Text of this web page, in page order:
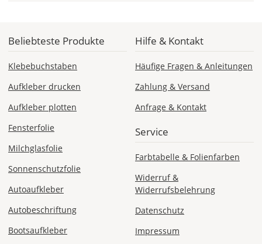
Beliebteste Produkte
Klebebuchstaben
Aufkleber drucken
Aufkleber plotten
Fensterfolie
Milchglasfolie
Sonnenschutzfolie
Autoaufkleber
Autobeschriftung
Bootsaufkleber
Hilfe & Kontakt
Häufige Fragen & Anleitungen
Zahlung & Versand
Anfrage & Kontakt
Service
Farbtabelle & Folienfarben
Widerruf &
Widerrufsbelehrung
Datenschutz
Impressum